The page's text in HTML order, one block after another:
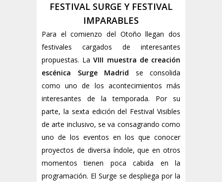
FESTIVAL SURGE Y FESTIVAL
IMPARABLES
Para el comienzo del Otoño llegan dos
festivales cargados de interesantes
propuestas. LaVIII muestra de creación
escénica Surge Madrid se consolida
como uno de los acontecimientos más
interesantes de la temporada. Por su
parte, la sexta edición del Festival Visibles
de arte inclusivo, se va consagrando como
uno de los eventos en los que conocer
proyectos de diversa índole, que en otros
momentos tienen poca cabida en la
programación. El Surge se despliega por la